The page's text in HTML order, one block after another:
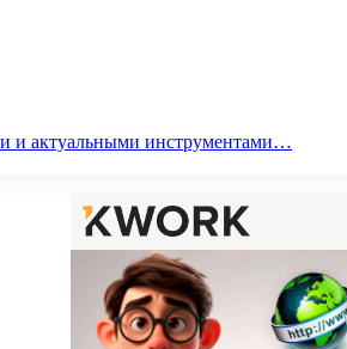
и актуальными инструментами…